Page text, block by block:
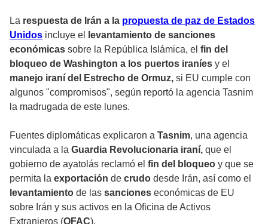
La respuesta de Irán a la propuesta de paz de Estados
Unidos incluye el
levantamiento de sanciones
económicas sobre la República Islámica, el fin del
bloqueo de Washington a los puertos iraníes y el
manejo iraní del Estrecho de Ormuz, si EU cumple con
algunos "compromisos", según reportó la agencia Tasnim
la madrugada de este lunes.
Fuentes diplomáticas explicaron a Tasnim, una agencia
vinculada a la Guardia Revolucionaria iraní, que el
gobierno de ayatolás reclamó el fin del bloqueo y que se
permita la exportación de crudo desde Irán, así como el
levantamiento de las sanciones económicas de EU
sobre Irán y sus activos en la Oficina de Activos
Extranjeros (OFAC).